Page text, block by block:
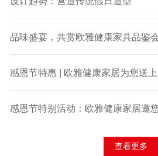
品味盛宴，共赏欧雅健康家具品鉴
查看更多